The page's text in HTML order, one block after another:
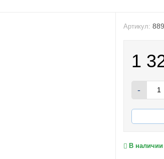
Артикул:
1
-
В наличии